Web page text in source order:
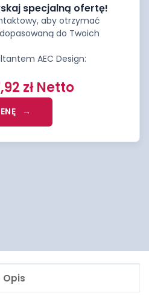
specjalną ofertę!
aby otrzymać
do Twoich
AEC Design:
zł Netto
Opis